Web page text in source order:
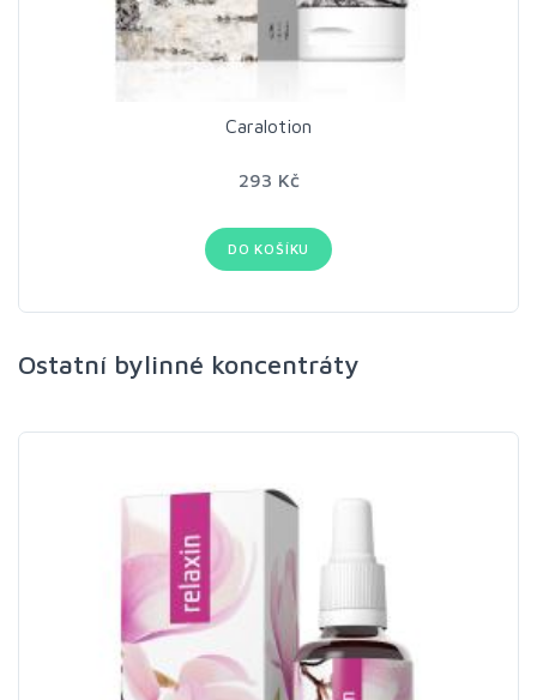
Caralotion
293 Kč
DO KOŠÍKU
Ostatní bylinné koncentráty